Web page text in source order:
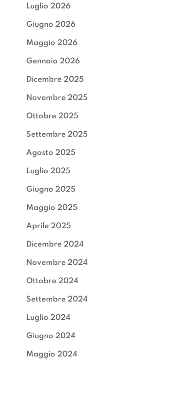
Luglio 2026
Giugno 2026
Maggio 2026
Gennaio 2026
Dicembre 2025
Novembre 2025
Ottobre 2025
Settembre 2025
Agosto 2025
Luglio 2025
Giugno 2025
Maggio 2025
Aprile 2025
Dicembre 2024
Novembre 2024
Ottobre 2024
Settembre 2024
Luglio 2024
Giugno 2024
Maggio 2024